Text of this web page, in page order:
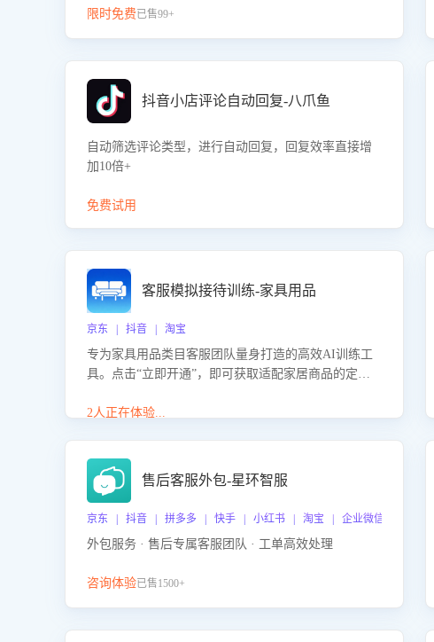
限时免费已售99+
抖音小店评论自动回复-八爪鱼
自动筛选评论类型，进行自动回复，回复效率直接增
加10倍+
免费试用
客服模拟接待训练-家具用品
京东 | 抖音 | 淘宝
专为家具用品类目客服团队量身打造的高效AI训练工
具。点击“立即开通”，即可获取适配家居商品的定制
客服在家具用品功能、尺寸参数咨询等高频场景下的
2人正在体验...
售后客服外包-星环智服
京东 | 抖音 | 拼多多 | 快手 | 小红书 | 淘宝 | 企业微信
外包服务 · 售后专属客服团队 · 工单高效处理
咨询体验已售1500+